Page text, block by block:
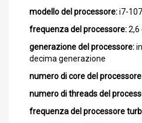
modello del processore:i7-
frequenza del processore:2,6
generazione del processore:
decima generazione
numero di core del
numero di threads del
frequenza del processore